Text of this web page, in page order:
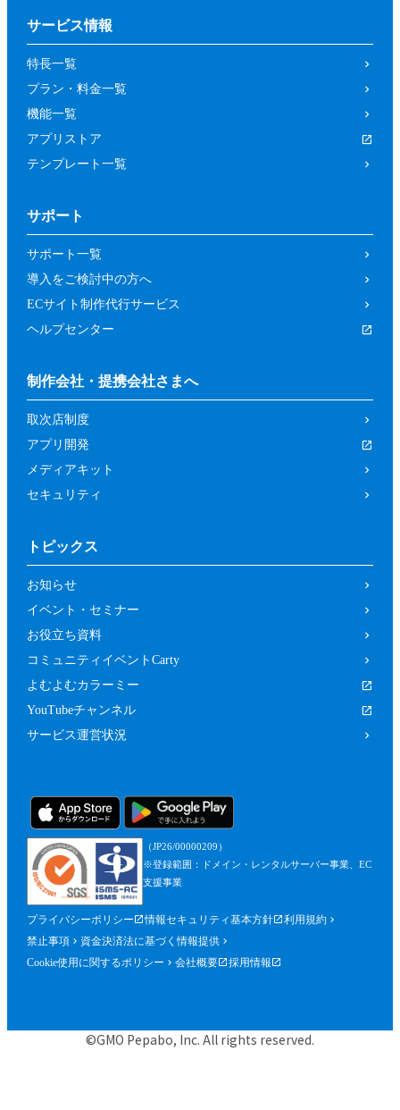
サービス情報
特長一覧
プラン・料金一覧
機能一覧
アプリストア
テンプレート一覧
サポート
サポート一覧
導入をご検討中の方へ
ECサイト制作代行サービス
ヘルプセンター
制作会社・提携会社さまへ
取次店制度
アプリ開発
メディアキット
セキュリティ
トピックス
お知らせ
イベント・セミナー
お役立ち資料
コミュニティイベントCarty
よむよむカラーミー
YouTubeチャンネル
サービス運営状況
（JP26/00000209）
※登録範囲：ドメイン・レンタルサーバー事業、EC
支援事業
プライバシーポリシー 情報セキュリティ基本方針
利用規約
禁止事項
資金決済法に基づく情報提供
Cookie使用に関するポリシー
会社概要 採用情報
©GMO Pepabo, Inc. All rights reserved.